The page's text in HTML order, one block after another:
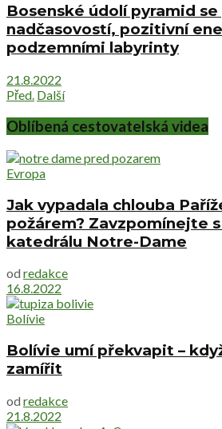
Bosenské údolí pyramid se
nadčasovostí, pozitivní
podzemními labyrinty
21.8.2022
Před. Další
Oblíbená cestovatelská videa
Evropa
Jak vypadala chlouba
požárem? Zavzpomínejte
katedrálu Notre-Dame
od redakce
16.8.2022
Bolívie
Bolívie umí překvapit –
zamířit
od redakce
21.8.2022